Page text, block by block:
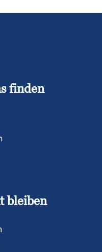
finden
bleiben